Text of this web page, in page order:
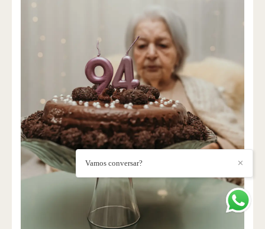
✕
Vamos conversar?